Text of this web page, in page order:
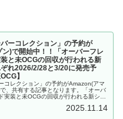
バーコレクション」の予約が
)で開始中！！「オーバーフレ
と未OCGの回収が行われる新
れ2026/2/28と3/20に発売予
】
コレクション」の予約がAmazon(アマ
、共有する記事となります。「オーバ
実装と未OCGの回収が行われる新シリ
】
2025.11.14